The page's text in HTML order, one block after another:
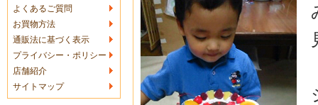
よくあるご質問
お買物方法
通販法に基づく表示
プライバシー・ポリシー
店舗紹介
サイトマップ